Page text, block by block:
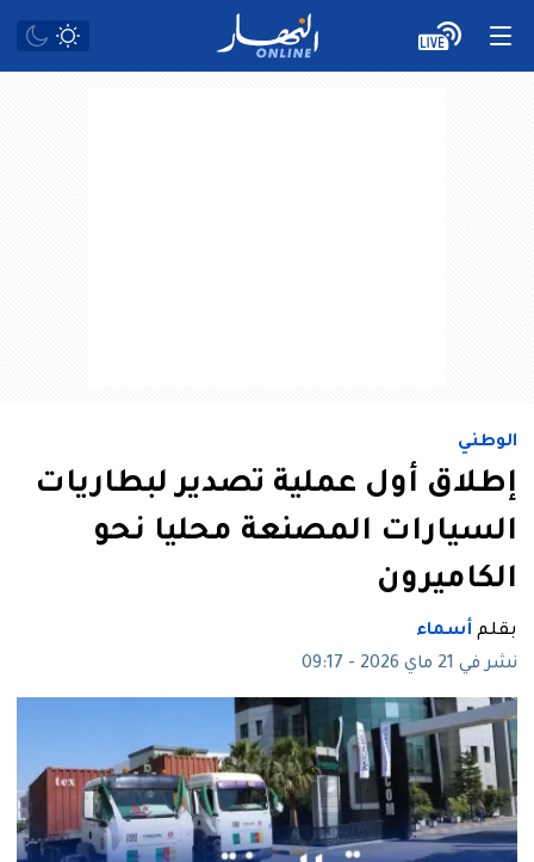
الوطني
إطلاق أول عملية تصدير لبطاريات
السيارات المصنعة محليا نحو
الكاميرون
بقلم أسماء
نشر في 21 ماي 2026 - 09:17